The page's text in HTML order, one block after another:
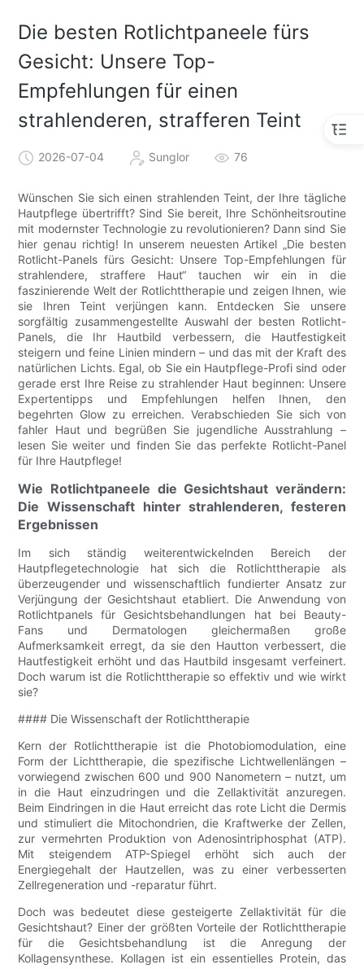
Die besten Rotlichtpaneele fürs
Gesicht: Unsere Top-
Empfehlungen für einen
strahlenderen, strafferen Teint
2026-07-04 Sunglor 76
Wünschen Sie sich einen strahlenden Teint, der Ihre tägliche
Hautpflege übertrifft? Sind Sie bereit, Ihre Schönheitsroutine
mit modernster Technologie zu revolutionieren? Dann sind Sie
hier genau richtig! In unserem neuesten Artikel „Die besten
Rotlicht-Panels fürs Gesicht: Unsere Top-Empfehlungen für
strahlendere, straffere Haut“ tauchen wir ein in die
faszinierende Welt der Rotlichttherapie und zeigen Ihnen, wie
sie Ihren Teint verjüngen kann. Entdecken Sie unsere
sorgfältig zusammengestellte Auswahl der besten Rotlicht-
Panels, die Ihr Hautbild verbessern, die Hautfestigkeit
steigern und feine Linien mindern – und das mit der Kraft des
natürlichen Lichts. Egal, ob Sie ein Hautpflege-Profi sind oder
gerade erst Ihre Reise zu strahlender Haut beginnen: Unsere
Expertentipps und Empfehlungen helfen Ihnen, den
begehrten Glow zu erreichen. Verabschieden Sie sich von
fahler Haut und begrüßen Sie jugendliche Ausstrahlung –
lesen Sie weiter und finden Sie das perfekte Rotlicht-Panel
für Ihre Hautpflege!
Wie Rotlichtpaneele die Gesichtshaut verändern:
Die Wissenschaft hinter strahlenderen, festeren
Ergebnissen
Im sich ständig weiterentwickelnden Bereich der
Hautpflegetechnologie hat sich die Rotlichttherapie als
überzeugender und wissenschaftlich fundierter Ansatz zur
Verjüngung der Gesichtshaut etabliert. Die Anwendung von
Rotlichtpanels für Gesichtsbehandlungen hat bei Beauty-
Fans und Dermatologen gleichermaßen große
Aufmerksamkeit erregt, da sie den Hautton verbessert, die
Hautfestigkeit erhöht und das Hautbild insgesamt verfeinert.
Doch warum ist die Rotlichttherapie so effektiv und wie wirkt
sie?
#### Die Wissenschaft der Rotlichttherapie
Kern der Rotlichttherapie ist die Photobiomodulation, eine
Form der Lichttherapie, die spezifische Lichtwellenlängen –
vorwiegend zwischen 600 und 900 Nanometern – nutzt, um
in die Haut einzudringen und die Zellaktivität anzuregen.
Beim Eindringen in die Haut erreicht das rote Licht die Dermis
und stimuliert die Mitochondrien, die Kraftwerke der Zellen,
zur vermehrten Produktion von Adenosintriphosphat (ATP).
Mit steigendem ATP-Spiegel erhöht sich auch der
Energiegehalt der Hautzellen, was zu einer verbesserten
Zellregeneration und -reparatur führt.
Doch was bedeutet diese gesteigerte Zellaktivität für die
Gesichtshaut? Einer der größten Vorteile der Rotlichttherapie
für die Gesichtsbehandlung ist die Anregung der
Kollagensynthese. Kollagen ist ein essentielles Protein, das